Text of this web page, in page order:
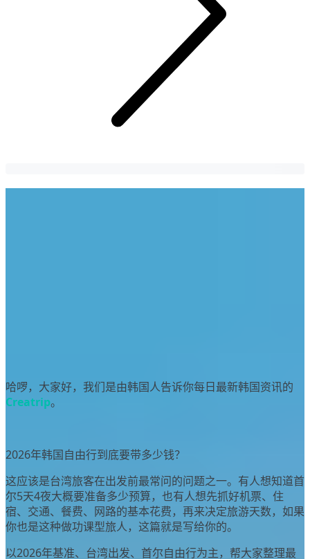
哈啰，大家好，我们是由韩国人告诉你每日最新韩国资讯的
Creatrip。
2026年韩国自由行到底要带多少钱？
这应该是台湾旅客在出发前最常问的问题之一。有人想知道首
尔5天4夜大概要准备多少预算，也有人想先抓好机票、住
宿、交通、餐费、网路的基本花费，再来决定旅游天数，如果
你也是这种做功课型旅人，这篇就是写给你的。
以2026年基准、台湾出发、首尔自由行为主，帮大家整理最